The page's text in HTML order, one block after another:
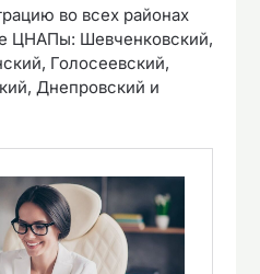
во всех районах
ЦНАПы: Шевченковский,
Голосеевский,
Днепровский и